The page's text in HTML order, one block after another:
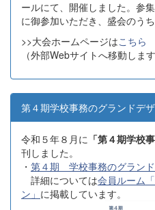
ールにて、開催しました。参
に御参加いただき、盛会のう
>>大会ホームページはこちら
（外部Webサイトへ移動します
第４期学校事務のグランドデ
令和５年８月に 「第４期学校
刊しました。
・ 第４期 学校事務のグラン
詳細については会員ルーム
ン」 に掲載しています。